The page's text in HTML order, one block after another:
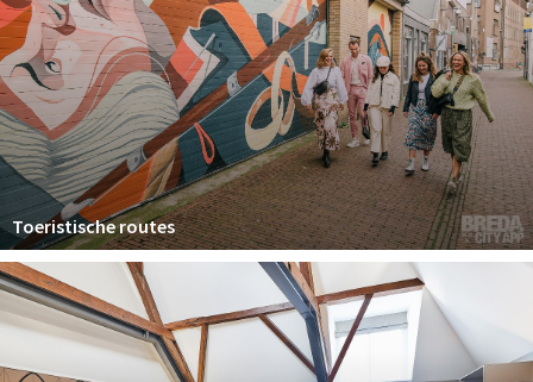
Toeristische routes